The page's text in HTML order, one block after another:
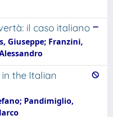
il caso italiano
Giuseppe; Franzini,
the Italian
Pandimiglio,